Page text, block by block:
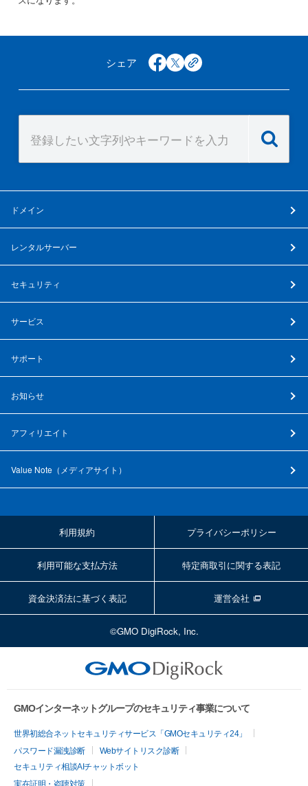
シェア facebook
x copy
ドメイン
レンタルサーバー
セキュリティ
サービス
サポート
お知らせ
アフィリエイト
Value Note（ メディアサイト ）
利用規約 プライバシーポリシー
利用可能な支払方法 特定商取引に関する表記
資金決済法に基づく表記 運営会社
©GMO DigiRock, Inc.
GMOインターネットグループのセキュリティ事業について
世界初総合ネットセキュリティサービス「GMOセキュリティ24」
パスワード漏洩診断
Webサイトリスク診断
セキュリティ相談AIチャットボット
実在証明・盗聴対策